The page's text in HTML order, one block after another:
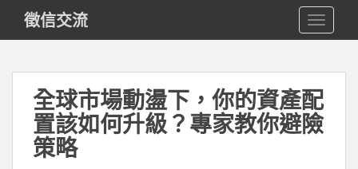
i
徵信交流
全球市場動盪下，你的資產配
置該如何升級？專家教你避險
策略